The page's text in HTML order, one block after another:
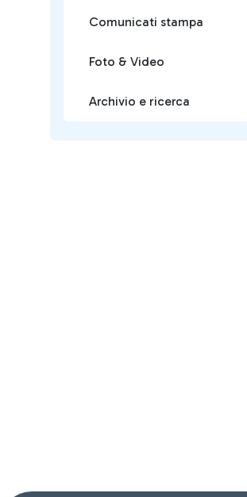
Comunicati stampa
Foto & Video
Archivio e ricerca